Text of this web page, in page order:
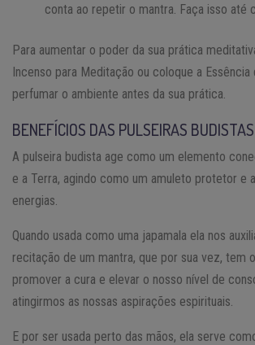
conta ao repetir o mantra. Faça isso até
Para aumentar o poder da sua prática
Incenso para Meditação ou coloque a Essência
perfumar o ambiente antes da sua prática.
BENEFÍCIOS DAS PULSEIRAS BUDISTAS
A pulseira budista age como um elemento
e a Terra, agindo como um amuleto protetor e
energias.
Quando usada como uma japamala ela nos
recitação de um mantra, que por sua vez, tem
promover a cura e elevar o nosso nível de
atingirmos as nossas aspirações espirituais.
E por ser usada perto das mãos, ela serve